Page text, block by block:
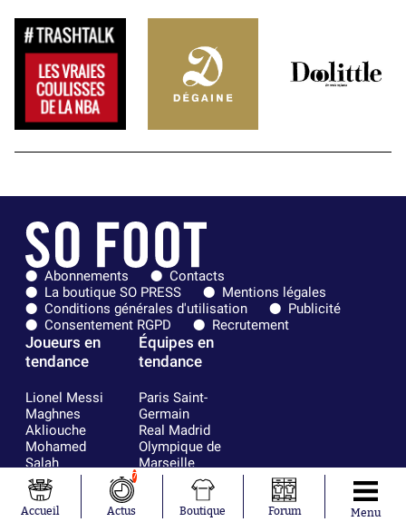
Abonnements
Contacts
La boutique SO PRESS
Mentions légales
Conditions générales d'utilisation
Publicité
Consentement RGPD
Recrutement
Joueurs en
tendance
Lionel Messi
Maghnes
Akliouche
Mohamed
Salah
Neymar
Julián Álvarez
Ferrán Torres
Équipes en
tendance
Paris Saint-
Germain
Real Madrid
Olympique de
Marseille
FIFA
FC Barcelone
Argentine
Accueil
7
Actus Boutique Forum Menu